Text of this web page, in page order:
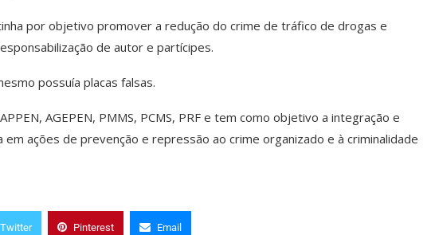
por objetivo promover a redução do crime de tráfico de drogas e
de autor e partícipes.
possuía placas falsas.
AGEPEN, PMMS, PCMS, PRF e tem como objetivo a integração e
ações de prevenção e repressão ao crime organizado e à criminalidade
Twitter Pinterest Email